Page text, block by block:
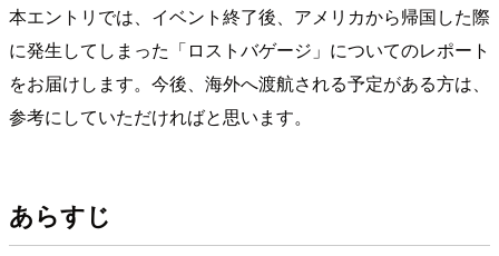
本エントリでは、イベント終了後、アメリカから帰国した際
に発生してしまった「ロストバゲージ」についてのレポート
をお届けします。今後、海外へ渡航される予定がある方は、
参考にしていただければと思います。
あらすじ